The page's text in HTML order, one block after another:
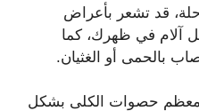
قد تشعر بأعراض
آلام في ظهرك، كما
بالحمى أو الغثيان.
معظم حصوات الكلى بشكل